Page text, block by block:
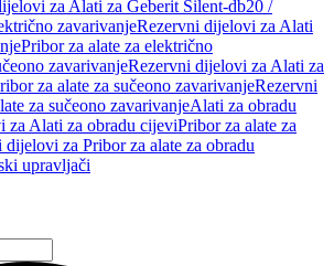
za Alati za Geberit Silent-db20 /
zavarivanjeRezervni dijelovi za Alati
Pribor za alate za električno
zavarivanjeRezervni dijelovi za Alati za
za alate za sučeono zavarivanjeRezervni
za sučeono zavarivanjeAlati za obradu
za Alati za obradu cijeviPribor za alate za
dijelovi za Pribor za alate za obradu
upravljači